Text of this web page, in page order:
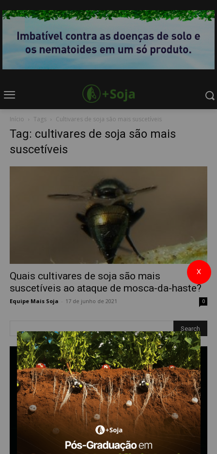
Início Tags Cultivares de soja são mais suscetíveis
Tag: cultivares de soja são mais
suscetíveis
Quais cultivares de soja são mais
suscetíveis ao ataque de mosca-da-haste?
Equipe Mais Soja 17 de junho de 2021 0
X